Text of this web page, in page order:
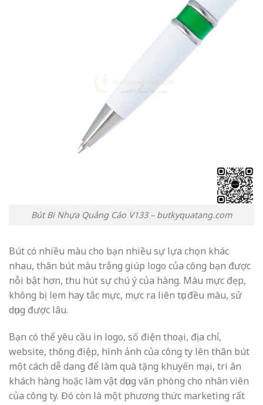
Bút Bi Nhựa Quảng Cáo V133 – butkyquatang.com
Bút có nhiều màu cho bạn nhiều sự lựa chọn khác
nhau, thân bút màu trắng giúp logo của công bạn được
nỗi bật hơn, thu hút sự chú ý của hàng. Màu mực đẹp,
không bị lem hay tắc mực, mực ra liên tục đều màu, sử
dụng được lâu.
Bạn có thể yêu cầu in logo, số điện thoại, địa chỉ,
website, thông điệp, hình ảnh của công ty lên thân bút
một cách dễ dang để làm quà tặng khuyến mại, tri ân
khách hàng hoặc làm vật dụng văn phòng cho nhân viên
của công ty. Đó còn là một phương thức marketing rất